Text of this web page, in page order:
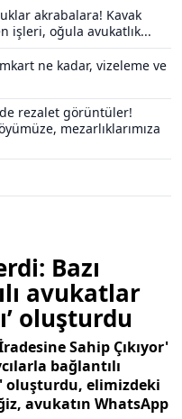
akrabalara! Kavak
işleri, oğula avukatlık...
ne kadar, vizeleme ve
rezalet görüntüler!
mezarlıklarımıza
Bazı
avukatlar
oluşturdu
Sahip Çıkıyor'
bağlantılı
oluşturdu, elimizdeki
avukatın WhatsApp